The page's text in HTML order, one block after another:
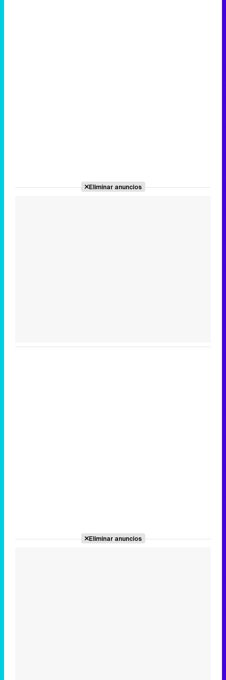
Eliminar anuncios
Eliminar anuncios